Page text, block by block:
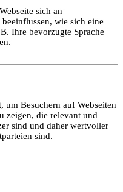
sich an
wie sich eine
Ihre bevorzugte Sprache
Besuchern auf Webseiten
zeigen, die relevant und
sind und daher wertvoller
sind.